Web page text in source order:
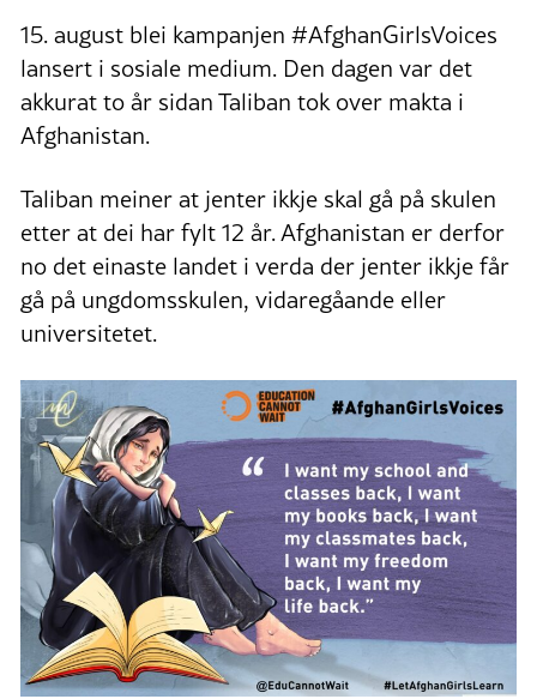
15. august blei kampanjen #AfghanGirlsVoices
lansert i sosiale medium. Den dagen var det
akkurat to år sidan Taliban tok over makta i
Afghanistan.
Taliban meiner at jenter ikkje skal gå på skulen
etter at dei har fylt 12 år. Afghanistan er derfor
no det einaste landet i verda der jenter ikkje får
gå på ungdomsskulen, vidaregåande eller
universitetet.